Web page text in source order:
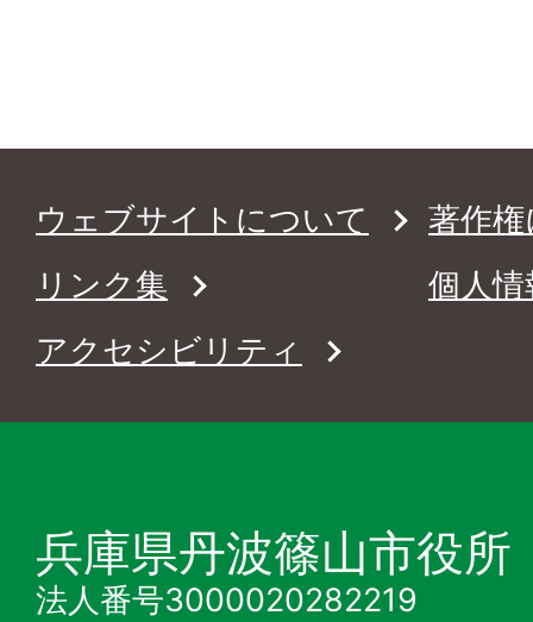
ウェブサイトについて
著作
リンク集
個人
アクセシビリティ
兵庫県丹波篠山市役所
法人番号3000020282219